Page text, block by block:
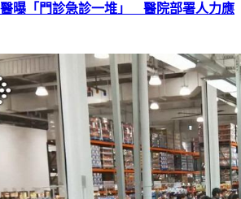
曝「門診急診一堆」 醫院部署人力應